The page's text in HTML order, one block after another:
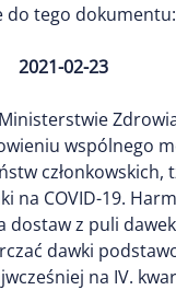
do tego dokumentu:
2021-02-23
wspólnego
na COVID-19.
dostaw z puli
dawki
na IV.